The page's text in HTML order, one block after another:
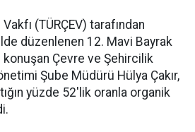
(TÜRÇEV) tarafından
düzenlenen 12. Mavi Bayrak
Çevre ve Şehircilik
Şube Müdürü Hülya Çakır,
yüzde 52'lik oranla organik